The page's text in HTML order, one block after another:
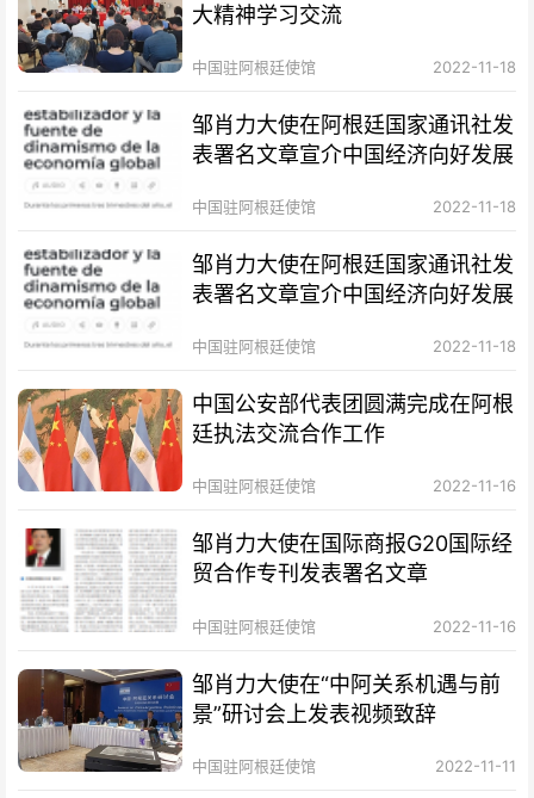
大精神学习交流
中国驻阿根廷使馆 2022-11-18
邹肖力大使在阿根廷国家通讯社发
表署名文章宣介中国经济向好发展
中国驻阿根廷使馆 2022-11-18
邹肖力大使在阿根廷国家通讯社发
表署名文章宣介中国经济向好发展
中国驻阿根廷使馆 2022-11-18
中国公安部代表团圆满完成在阿根
廷执法交流合作工作
中国驻阿根廷使馆 2022-11-16
邹肖力大使在国际商报G20国际经
贸合作专刊发表署名文章
中国驻阿根廷使馆 2022-11-16
邹肖力大使在“中阿关系机遇与前
景”研讨会上发表视频致辞
中国驻阿根廷使馆 2022-11-11